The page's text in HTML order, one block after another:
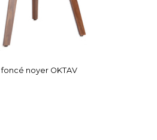
noyer OKTAV